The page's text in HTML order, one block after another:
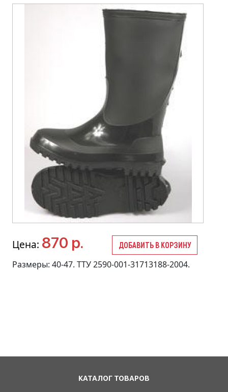
Цена: 870 р. ДОБАВИТЬ В КОРЗИНУ
Размеры: 40-47. ТТУ 2590-001-31713188-2004.
КАТАЛОГ ТОВАРОВ